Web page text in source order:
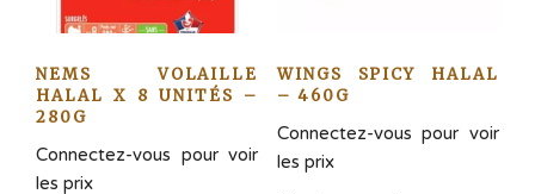
NEMS VOLAILLE
HALAL X 8 UNITÉS –
280G
Connectez-vous pour voir
les prix
WINGS SPICY HALAL
– 460G
Connectez-vous pour voir
les prix